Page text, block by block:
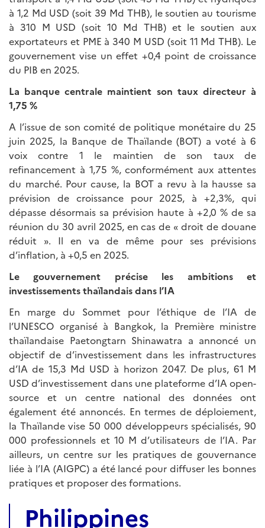
à 1,2 Md USD (soit 39 Md THB), le soutien au tourisme
à 310 M USD (soit 10 Md THB) et le soutien aux
exportateurs et PME à 340 M USD (soit 11 Md THB). Le
gouvernement vise un effet +0,4 point de croissance
du PIB en 2025.
La banque centrale maintient son taux directeur à
1,75 %
A l’issue de son comité de politique monétaire du 25
juin 2025, la Banque de Thaïlande (BOT) a voté à 6
voix contre 1 le maintien de son taux de
refinancement à 1,75 %, conformément aux attentes
du marché. Pour cause, la BOT a revu à la hausse sa
prévision de croissance pour 2025, à +2,3%, qui
dépasse désormais sa prévision haute à +2,0 % de sa
réunion du 30 avril 2025, en cas de « droit de douane
réduit ». Il en va de même pour ses prévisions
d’inflation, à +0,5 en 2025.
Le gouvernement précise les ambitions et
investissements thaïlandais dans l’IA
En marge du Sommet pour l’éthique de l’IA de
l’UNESCO organisé à Bangkok, la Première ministre
thaïlandaise Paetongtarn Shinawatra a annoncé un
objectif de d’investissement dans les infrastructures
d’IA de 15,3 Md USD à horizon 2047. De plus, 61 M
USD d’investissement dans une plateforme d’IA open-
source et un centre national des données ont
également été annoncés. En termes de déploiement,
la Thaïlande vise 50 000 développeurs spécialisés, 90
000 professionnels et 10 M d’utilisateurs de l’IA. Par
ailleurs, un centre sur les pratiques de gouvernance
liée à l’IA (AIGPC) a été lancé pour diffuser les bonnes
pratiques et proposer des formations.
Philippines